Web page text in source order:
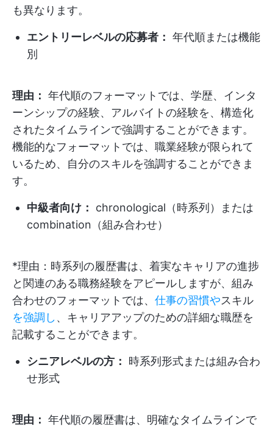
も異なります。
エントリーレベルの応募者： 年代順または機能
別
理由： 年代順のフォーマットでは、学歴、インタ
ーンシップの経験、アルバイトの経験を、構造化
されたタイムラインで強調することができます。
機能的なフォーマットでは、職業経験が限られて
いるため、自分のスキルを強調することができま
す。
中級者向け：
chronological（時系列）または
combination（組み合わせ）
*理由：時系列の履歴書は、着実なキャリアの進捗
と関連のある職務経験をアピールしますが、組み
合わせのフォーマットでは、 仕事の習慣やスキル
を強調し 、キャリアアップのための詳細な職歴を
記載することができます。
シニアレベルの方：
時系列形式または組み合わ
せ形式
理由： 年代順の履歴書は、明確なタイムラインで